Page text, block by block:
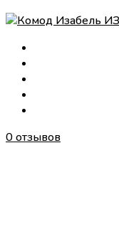
0 отзывов